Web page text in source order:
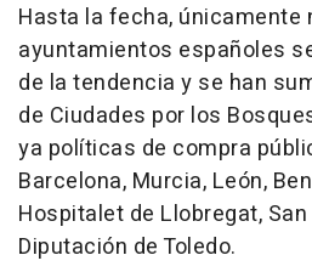
Hasta la fecha, únicamente
ayuntamientos españoles
de la tendencia y se han
de Ciudades por los
ya políticas de compra
Barcelona, Murcia, León,
Hospitalet de Llobregat,
Diputación de Toledo.